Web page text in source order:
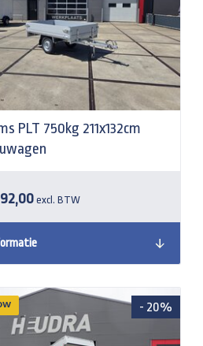
PLT 750kg 211x132cm
excl. BTW
- 20%